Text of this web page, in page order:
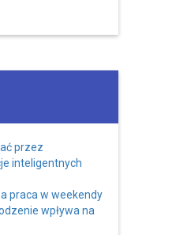
przez
inteligentnych
praca w weekendy
wpływa na